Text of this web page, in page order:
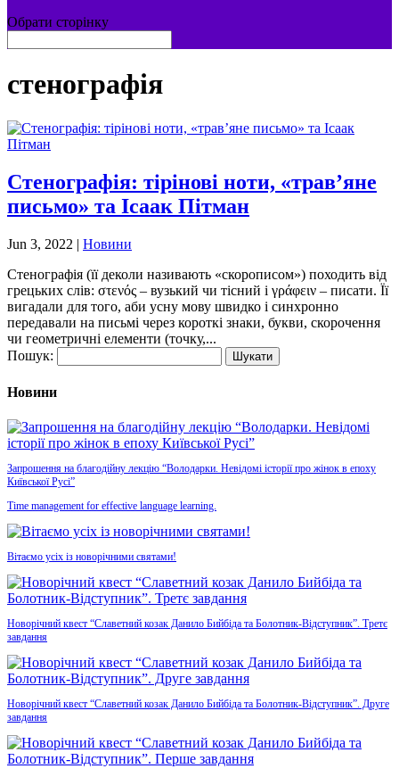
Обрати сторінку
стенографія
Стенографія: тірінові ноти, «трав’яне
письмо» та Ісаак Пітман
Jun 3, 2022 | Новини
Стенографія (її деколи називають «скорописом») походить від
грецьких слів: στενός – вузький чи тісний і γράφειν – писати. Її
вигадали для того, аби усну мову швидко і синхронно
передавали на письмі через короткі знаки, букви, скорочення
чи геометричні елементи (точку,...
Пошук:
Новини
Запрошення на благодійну лекцію “Володарки. Невідомі історії про жінок в епоху
Київської Русі”
Time management for effective language learning.
Вітаємо усіх із новорічними святами!
Новорічний квест “Славетний козак Данило Бийбіда та Болотник-Відступник”. Третє
завдання
Новорічний квест “Славетний козак Данило Бийбіда та Болотник-Відступник”. Друге
завдання